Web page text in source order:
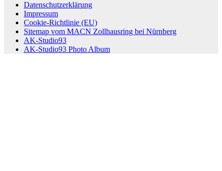
Datenschutzerklärung
Impressum
Cookie-Richtlinie (EU)
Sitemap vom MACN Zollhausring bei Nürnberg
AK-Studio93
AK-Studio93 Photo Album